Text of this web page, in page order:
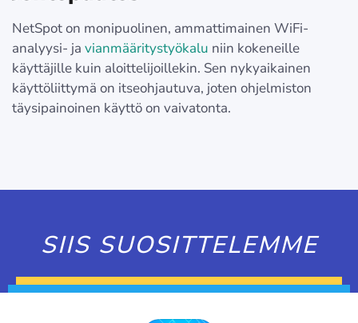
NetSpot on monipuolinen, ammattimainen WiFi-
analyysi- ja vianmääritystyökalu niin kokeneille
käyttäjille kuin aloittelijoillekin. Sen nykyaikainen
käyttöliittymä on itseohjautuva, joten ohjelmiston
täysipainoinen käyttö on vaivatonta.
SIIS SUOSITTELEMME